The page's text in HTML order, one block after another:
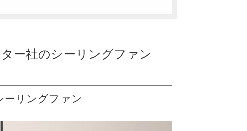
ー社のシーリングファン
リングファン